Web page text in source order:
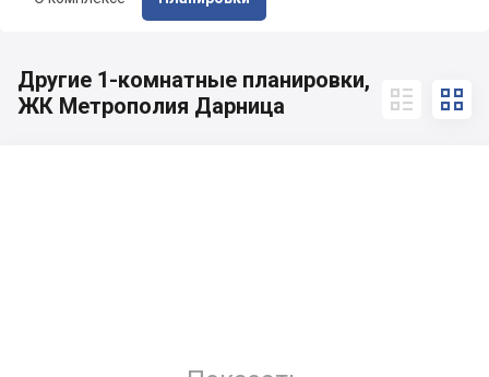
Другие 1-комнатные планировки,
ЖК Метрополия Дарница
 